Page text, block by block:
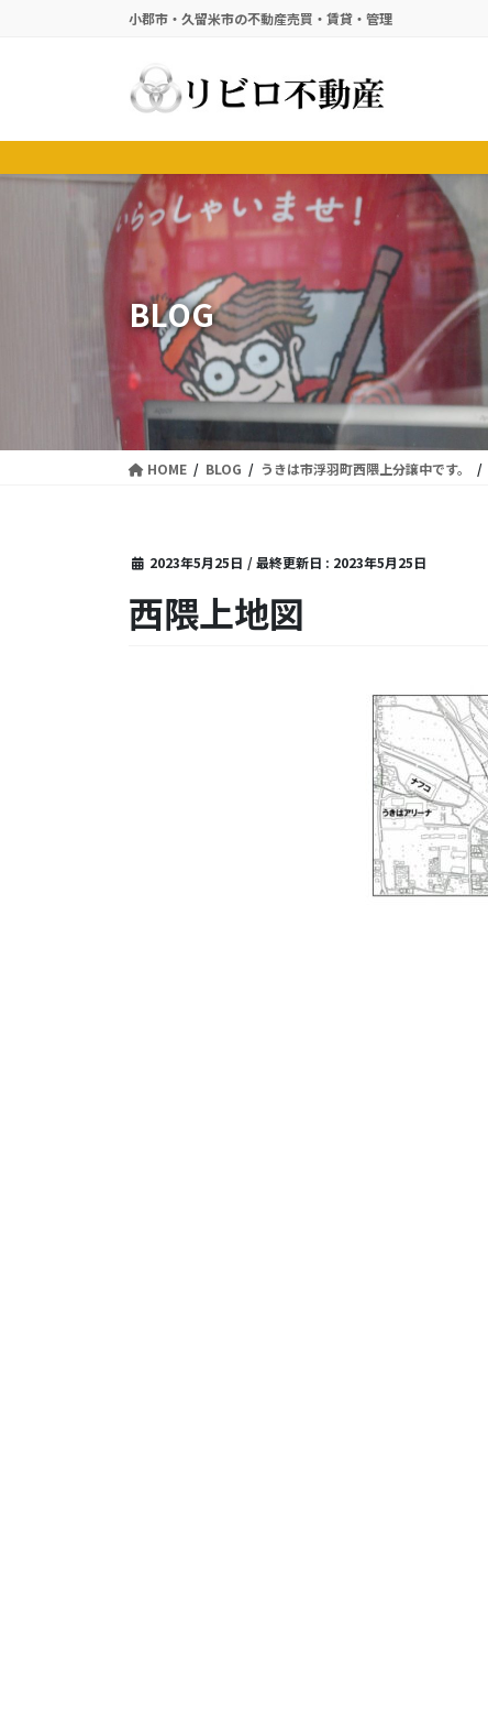
に
移
ョ
ン
小郡市・久留米市の不動産売買・賃貸・管理
BLOG
HOME BLOG うきは市浮羽町西隈上分譲中です。
2023年5月25日 / 最終更新日 : 2023年5月25日
西隈上地図